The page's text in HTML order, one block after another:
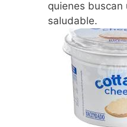
quienes buscan
saludable.